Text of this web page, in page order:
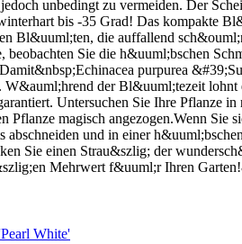
unbedingt zu vermeiden. Der
bis -35 Grad! Das kompakte
Bl&uuml;ten, die auffallend
Sie die h&uuml;bschen
purpurea
der Bl&uuml;tezeit lohnt
Untersuchen Sie Ihre Pflanze
magisch angezogen.Wenn Sie
und in einer
Sie einen Strau&szlig; der
Mehrwert f&uuml;r Ihren
White'